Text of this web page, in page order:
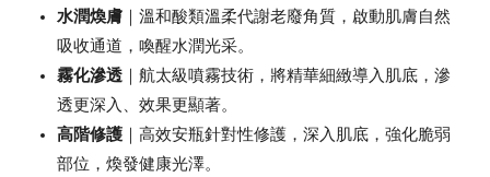
水潤煥膚 ｜溫和酸類溫柔代謝老廢角質，啟動肌膚自然
吸收通道，喚醒水潤光采。
霧化滲透 ｜航太級噴霧技術，將精華細緻導入肌底，滲
透更深入、效果更顯著。
高階修護 ｜高效安瓶針對性修護，深入肌底，強化脆弱
部位，煥發健康光澤。